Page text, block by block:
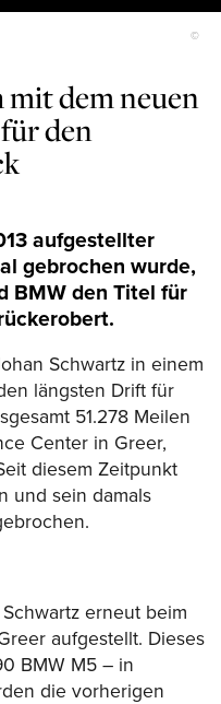
©
dem neuen
den
aufgestellter
gebrochen wurde,
BMW den Titel für
Schwartz in einem
längsten Drift für
51.278 Meilen
Center in Greer,
diesem Zeitpunkt
und sein damals
erneut beim
aufgestellt. Dieses
BMW M5 – in
die vorherigen